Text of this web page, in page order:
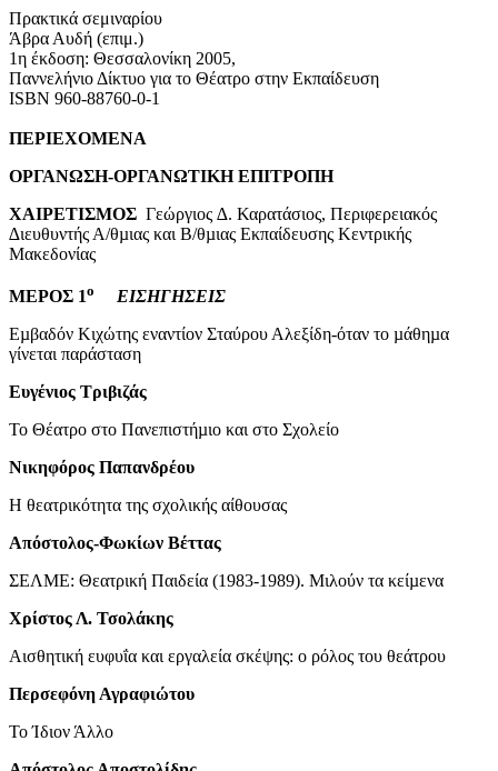
Πρακτικά σεμιναρίου
Άβρα Αυδή (επιμ.)
1η έκδοση: Θεσσαλονίκη 2005,
Παννελήνιο Δίκτυο για το Θέατρο στην Εκπαίδευση
ISBN 960-88760-0-1
ΠΕΡΙΕΧΟΜΕΝΑ
ΟΡΓΑΝΩΣΗ-ΟΡΓΑΝΩΤΙΚΗ ΕΠΙΤΡΟΠΗ
ΧΑΙΡΕΤΙΣΜΟΣ Γεώργιος ∆. Καρατάσιος, Περιφερειακός
∆ιευθυντής Α/θµιας και Β/θµιας Εκπαίδευσης Κεντρικής
Μακεδονίας
ΜΕΡΟΣ 1ο
ΕΙΣΗΓΗΣΕΙΣ
Εµβαδόν Κιχώτης εναντίον Σταύρου Αλεξίδη-όταν το µάθηµα
γίνεται παράσταση
Ευγένιος Τριβιζάς
Το Θέατρο στο Πανεπιστήµιο και στο Σχολείο
Νικηφόρος Παπανδρέου
Η θεατρικότητα της σχολικής αίθουσας
Απόστολος-Φωκίων Βέττας
ΣΕΛΜΕ: Θεατρική Παιδεία (1983-1989). Μιλούν τα κείµενα
Χρίστος Λ. Τσολάκης
Αισθητική ευφυΐα και εργαλεία σκέψης: ο ρόλος του θεάτρου
Περσεφόνη Αγραφιώτου
Το Ίδιον Άλλο